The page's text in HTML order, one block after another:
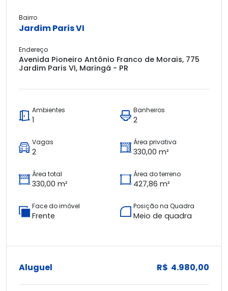
Bairro
Jardim Paris VI
Endereço
Avenida Pioneiro Antônio Franco de Morais, 775
Jardim Paris VI, Maringá - PR
Ambientes
1
Banheiros
2
Vagas
2
Área privativa
330,00 m²
Área total
330,00 m²
Área do terreno
427,86 m²
Face do imóvel
Frente
Posição na Quadra
Meio de quadra
Aluguel R$ 4.980,00